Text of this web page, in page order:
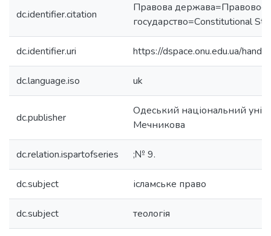
dc.identifier.citation
Правова держава=Правовое
государство=Сonstitutional
dc.identifier.uri https://dspace.onu.edu.ua/
dc.language.iso uk
dc.publisher
Одеський національний
Мечникова
dc.relation.ispartofseries ;№ 9.
dc.subject ісламське право
dc.subject теологія